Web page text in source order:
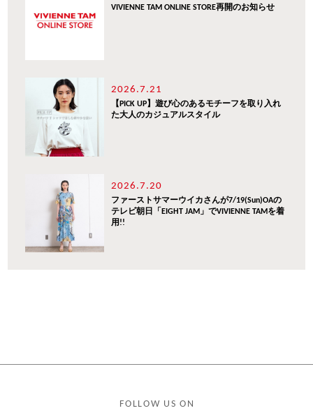
VIVIENNE TAM ONLINE STORE再開のお知らせ
2026.7.21
【PICK UP】遊び心のあるモチーフを取り入れ
た大人のカジュアルスタイル
2026.7.20
ファーストサマーウイカさんが7/19(Sun)OAの
テレビ朝日「EIGHT JAM」でVIVIENNE TAMを着
用!!
FOLLOW US ON